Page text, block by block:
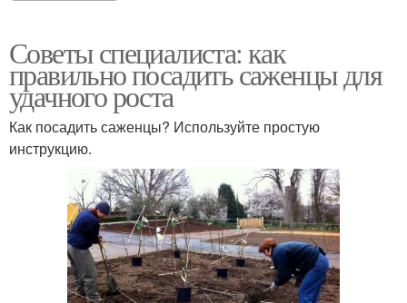
Советы специалиста: как
правильно посадить саженцы для
удачного роста
Как посадить саженцы? Используйте простую
инструкцию.